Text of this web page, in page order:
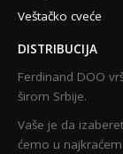
Veštačko cveće
DISTRIBUCIJA
Ferdinand DOO
širom Srbije.
Vaše je da
ćemo u